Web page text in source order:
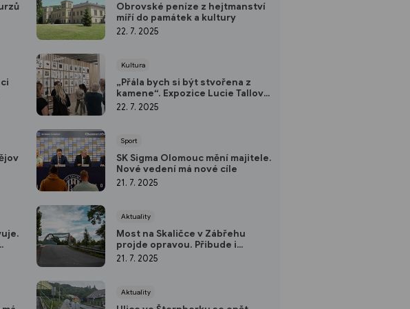
Obrovské peníze z hejtmanství
míří do památek a kultury
22. 7. 2025
Kultura
„Přála bych si být stvořena z
kamene“. Expozice Lucie Tallové
v Telegraph Gallery
22. 7. 2025
Sport
SK Sigma Olomouc mění majitele.
Nové vedení má nové cíle
21. 7. 2025
Aktuality
Most na Skaličce v Zábřehu
projde opravou. Přibude i
chybějící chodník
21. 7. 2025
Aktuality